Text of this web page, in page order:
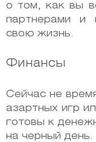
о том, как вы
партнерами и
свою жизнь.
Финансы
Сейчас не
азартных игр
готовы к
на черный день.